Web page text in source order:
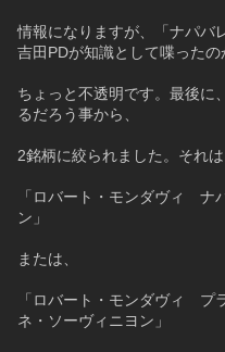
情報になりますが、「ナパバ
吉田PDが知識として喋ったの
ちょっと不透明です。最後に
るだろう事から、
2銘柄に絞られました。それは
「ロバート・モンダヴィ　
ン」
または、
「ロバート・モンダヴィ　
ネ・ソーヴィニヨン」